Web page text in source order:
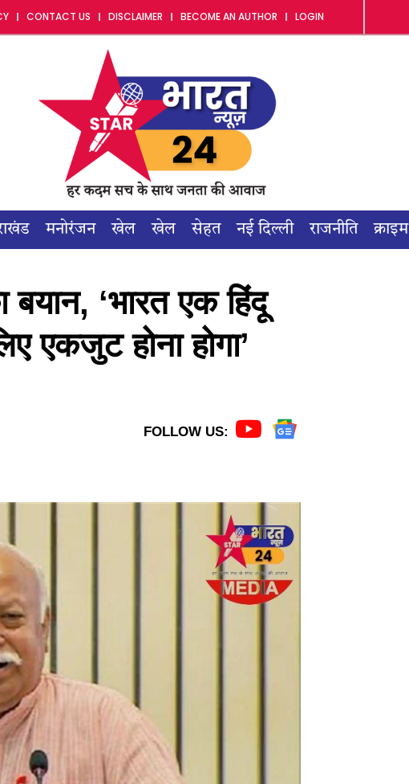
CONTACT US DISCLAIMER BECOME AN AUTHOR LOGIN
मनोरंजन खेल खेल सेहत नई दिल्ली राजनीति क्राइम
‘भारत एक हिंदू
एकजुट होना होगा’
FOLLOW US: